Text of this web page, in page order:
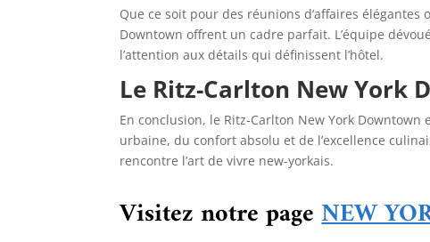
Que ce soit pour des réunions d’affaires
Downtown offrent un cadre parfait. L’équipe
l’attention aux détails qui définissent l’hôtel.
Le Ritz-Carlton New York
En conclusion, le Ritz-Carlton New York Downtown
urbaine, du confort absolu et de l’excellence
rencontre l’art de vivre new-yorkais.
Visitez notre pageNEW